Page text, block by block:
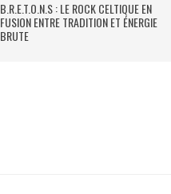
B.R.E.T.O.N.S : LE ROCK CELTIQUE EN
FUSION ENTRE TRADITION ET ÉNERGIE
BRUTE